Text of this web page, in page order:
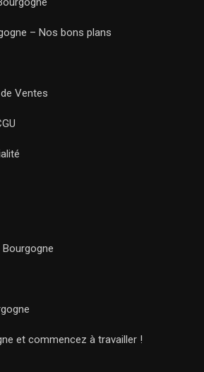
– Nos bons plans
Ventes
et commencez à travailler !